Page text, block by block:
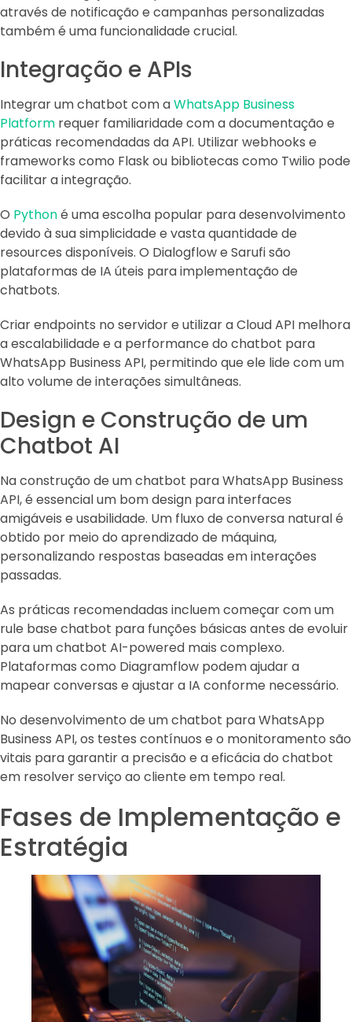
através de notificação e campanhas personalizadas
também é uma funcionalidade crucial.
Integração e APIs
Integrar um chatbot com aWhatsApp Business
Platform requer familiaridade com a documentação e
práticas recomendadas da API. Utilizar webhooks e
frameworks como Flask ou bibliotecas como Twilio pode
facilitar a integração.
O Pythoné uma escolha popular para desenvolvimento
devido à sua simplicidade e vasta quantidade de
resources disponíveis. O Dialogflow e Sarufi são
plataformas de IA úteis para implementação de
chatbots.
Criar endpoints no servidor e utilizar a Cloud API melhora
a escalabilidade e a performance do chatbot para
WhatsApp Business API, permitindo que ele lide com um
alto volume de interações simultâneas.
Design e Construção de um
Chatbot AI
Na construção de um chatbot para WhatsApp Business
API, é essencial um bom design para interfaces
amigáveis e usabilidade. Um fluxo de conversa natural é
obtido por meio do aprendizado de máquina,
personalizando respostas baseadas em interações
passadas.
As práticas recomendadas incluem começar com um
rule base chatbot para funções básicas antes de evoluir
para um chatbot AI-powered mais complexo.
Plataformas como Diagramflow podem ajudar a
mapear conversas e ajustar a IA conforme necessário.
No desenvolvimento de um chatbot para WhatsApp
Business API, os testes contínuos e o monitoramento são
vitais para garantir a precisão e a eficácia do chatbot
em resolver serviço ao cliente em tempo real.
Fases de Implementação e
Estratégia